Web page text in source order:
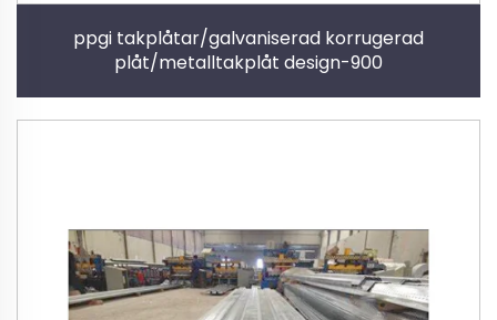
ppgi takplåtar/galvaniserad korrugerad
plåt/metalltakplåt design-900